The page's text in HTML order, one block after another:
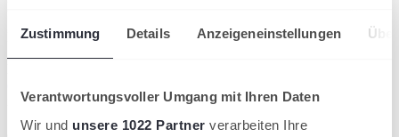
Zustimmung Details Anzeigeneinstellungen
Verantwortungsvoller Umgang mit Ihren Daten
Wir und unsere 1022 Partner verarbeiten Ihre
Durch den Zusammenschluss der internationalen
internationalen Turniere und der Ausbildung der DTB-
Schiedsrichter:innen beteiligt. Durch die enge Verbindung zu
anderen Föderationen, organisiert die DTSV einen regen Austausch